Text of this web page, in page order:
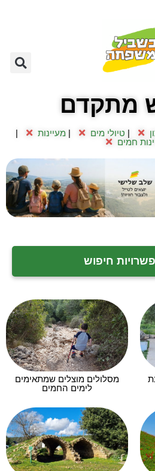
מתקדם
טיולי מים |מעיינות
חמים
חיפוש
מסלולים מוצלים שמתאימים
לימים החמים